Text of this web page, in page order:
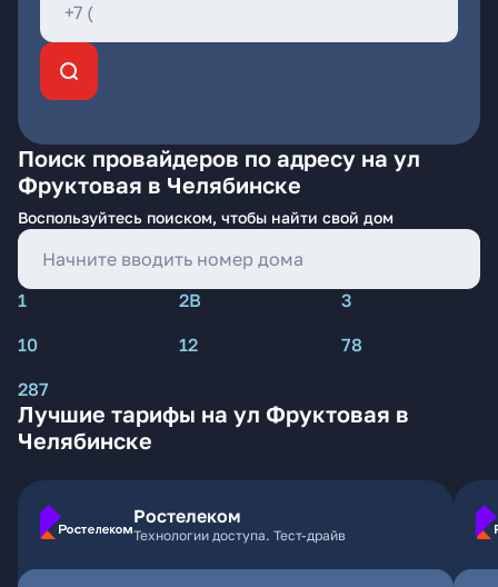
Поиск провайдеров по адресу на ул
Фруктовая в Челябинске
Воспользуйтесь поиском, чтобы найти свой дом
1 2В
3
10
12
78
287
Лучшие тарифы на ул Фруктовая в
Челябинске
Ростелеком
Технологии доступа. Тест-драйв